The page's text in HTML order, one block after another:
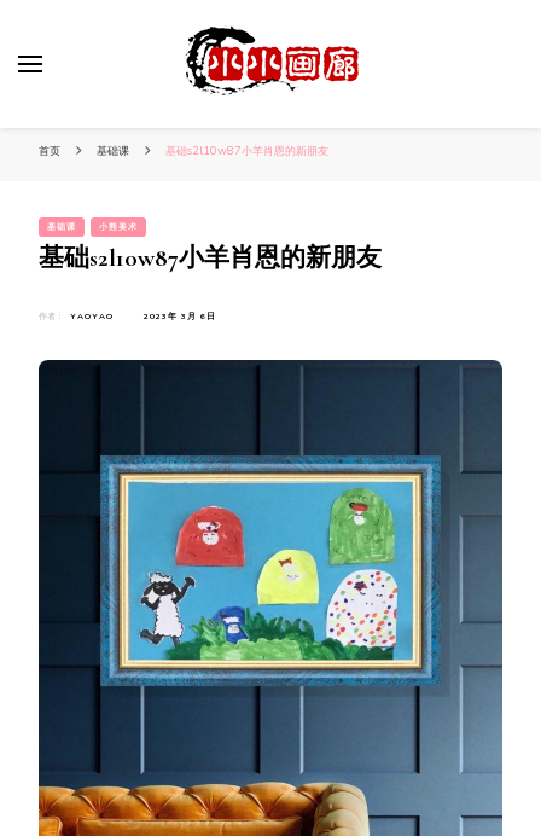
首页 基础课 基础s2l10w87小羊肖恩的新朋友
基础课 小熊美术
基础s2l10w87小羊肖恩的新朋友
作者： YAOYAO 2023年 3月 6日